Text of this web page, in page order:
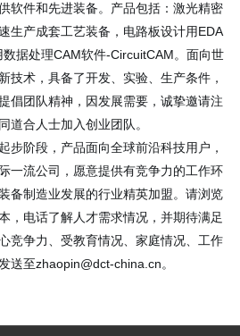
软件和先进装备。产品包括：激光精密
生产成套工艺装备，电路板设计用EDA
据处理CAM软件-CircuitCAM。面向世
技术，具备了开发、实验、生产条件，
倡团队精神，因发展需要，诚挚邀请注
道合人士加入创业团队。
步阶段，产品面向全球前沿科技用户，
一流公司，愿意提供有竞争力的工作环
备制造业发展的行业精英加盟。请浏览
，电话了解人才需求情况，并期待满足
竞争力、受教育情况、家庭情况、工作
送至zhaopin@dct-china.cn。